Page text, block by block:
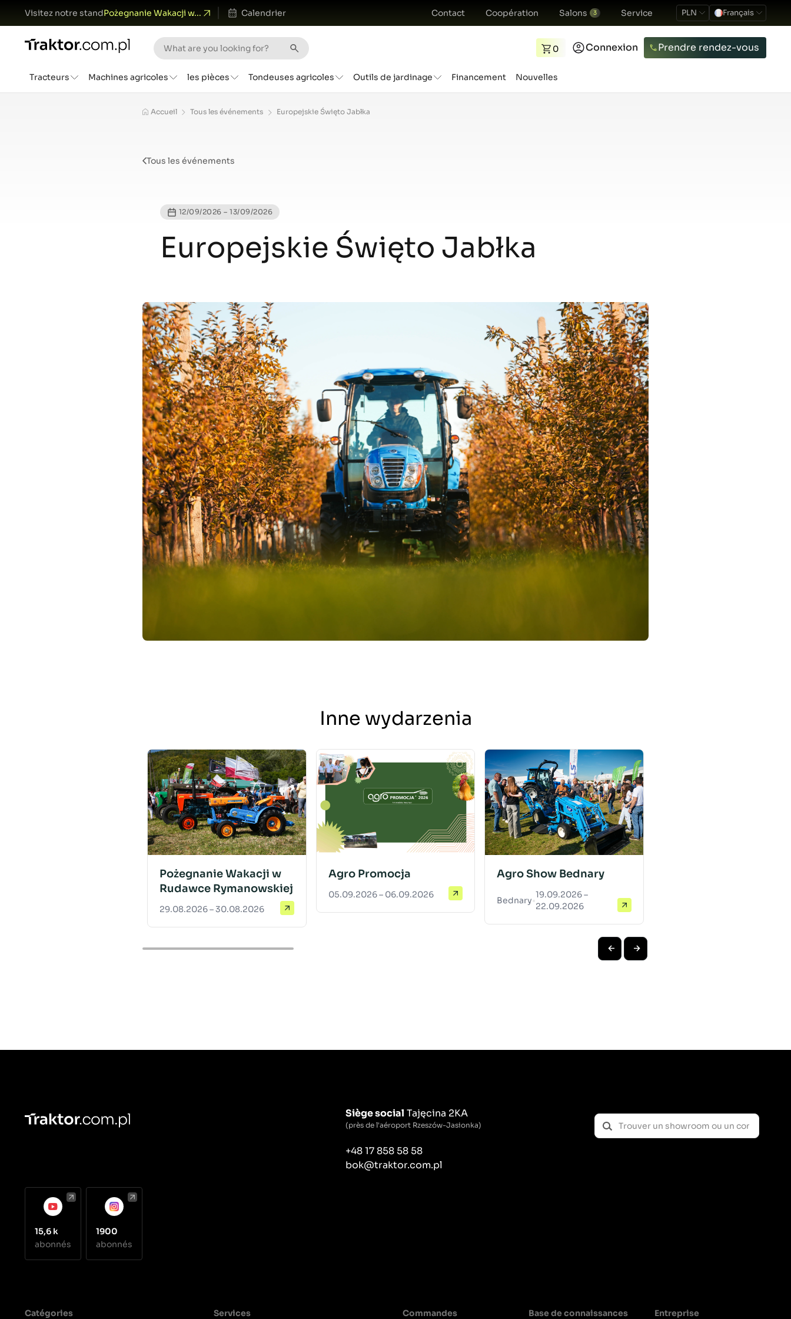
Visitez notre standPożegnanie Wakacji w... Calendrier Contact Coopération Salons 3 Service PLN Français
0 Connexion Prendre rendez-vous
Tracteurs Machines agricoles les pièces Tondeuses agricoles Outils de jardinage Financement Nouvelles
Accueil Tous les événements Europejskie Święto Jabłka
Tous les événements
12/09/2026 – 13/09/2026
Europejskie Święto Jabłka
Inne wydarzenia
Pożegnanie Wakacji w
Rudawce Rymanowskiej
29.08.2026 – 30.08.2026
Agro Promocja
05.09.2026 – 06.09.2026
Agro Show Bednary
Bednary•
19.09.2026 –
22.09.2026
15,6 k
abonnés
1900
abonnés
Siège social Tajęcina 2KA
(près de l'aéroport Rzeszów-Jasionka)
+48 17 858 58 58
bok@traktor.com.pl
Catégories Services Commandes Base de connaissances Entreprise